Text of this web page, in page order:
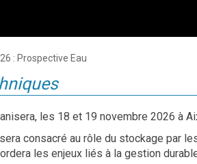
: Prospective Eau
les 18 et 19 novembre 2026 à
consacré au rôle du stockage par
les enjeux liés à la gestion